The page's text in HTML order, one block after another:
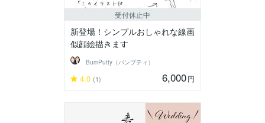
受付休止中
新登場！シンプルおしゃれな線画
似顔絵描きます
BumPutty（バンプティ）
4.0 (1) 6,000円